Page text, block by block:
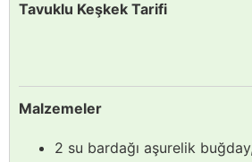
Tavuklu Keşkek Tarifi
Malzemeler
2 su bardağı aşurelik buğday,